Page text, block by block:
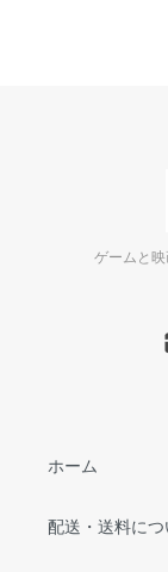
ゲームと
ホーム
配送・送料につ